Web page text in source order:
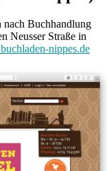
nach Buchhandlung
Neusser Straße in
nippes.de